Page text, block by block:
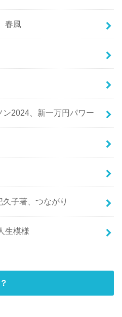
春風
2024、新一万円パワー
久子著、つながり
生模様